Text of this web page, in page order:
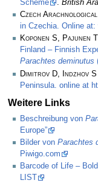
Scheme
. British
Czech
in Czechia. Online at:
Koponen S, Pajunen
Finland – Finnish
Parachtes deminutus
Dimitrov D, Indzhov S
Peninsula. online at
Weitere Links
Beschreibung von
Europe”
Bilder von Parachtes
Piwigo.com
Barcode of Life –
LIST